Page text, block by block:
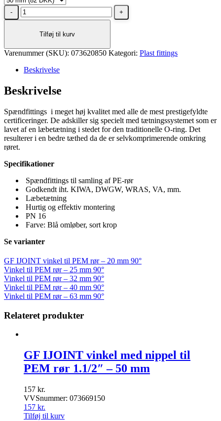
Vinkel
til
50
90°
Tilføj til kurv
Varenummer (SKU): 073620850 Kategori: Plast fittings
Beskrivelse
Beskrivelse
Spændfittings i meget høj kvalitet med alle de mest prestigefyldte
certificeringer. De adskiller sig specielt med tætningssystemet som er
lavet af en læbetætning i stedet for den traditionelle O-ring. Det
resulterer i en bedre tæthed da de er selvkomprimerende omkring
røret.
Specifikationer
Spændfittings til samling af PE-rør
Godkendt iht. KIWA, DWGW, WRAS, VA, mm.
Læbetætning
Hurtig og effektiv montering
PN 16
Farve: Blå omløber, sort krop
Se varianter
GF IJOINT vinkel til PEM rør – 20 mm 90°
Vinkel til PEM rør – 25 mm 90°
Vinkel til PEM rør – 32 mm 90°
Vinkel til PEM rør – 40 mm 90°
Vinkel til PEM rør – 63 mm 90°
Relateret produkter
GF IJOINT vinkel med nippel til
PEM rør 1.1/2″ – 50 mm
157 kr.
VVSnummer: 073669150
157 kr.
Tilføj til kurv